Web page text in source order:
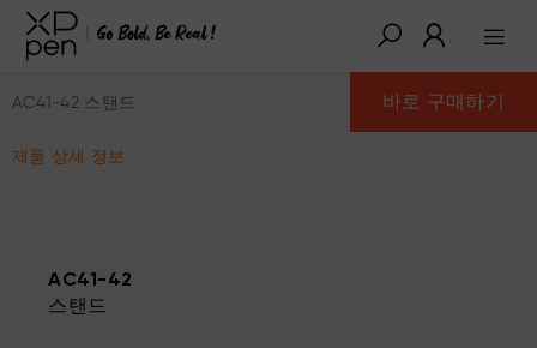
AC41-42 스탠드
제품 상세 정보
바로 구매하기
AC41-42
스탠드